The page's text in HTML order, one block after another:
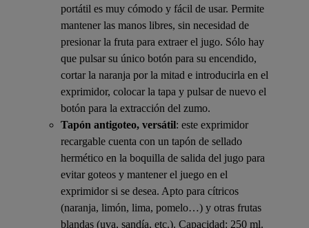
portátil es muy cómodo y fácil de usar. Permite
mantener las manos libres, sin necesidad de
presionar la fruta para extraer el jugo. Sólo hay
que pulsar su único botón para su encendido,
cortar la naranja por la mitad e introducirla en el
exprimidor, colocar la tapa y pulsar de nuevo el
botón para la extracción del zumo.
Tapón antigoteo, versátil: este exprimidor
recargable cuenta con un tapón de sellado
hermético en la boquilla de salida del jugo para
evitar goteos y mantener el juego en el
exprimidor si se desea. Apto para cítricos
(naranja, limón, lima, pomelo…) y otras frutas
blandas (uva, sandía, etc.). Capacidad: 250 ml.